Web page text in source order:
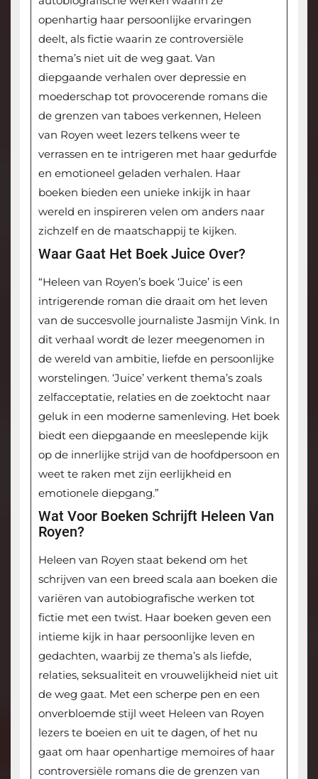
openhartig haar persoonlijke ervaringen
deelt, als fictie waarin ze controversiële
thema’s niet uit de weg gaat. Van
diepgaande verhalen over depressie en
moederschap tot provocerende romans die
de grenzen van taboes verkennen, Heleen
van Royen weet lezers telkens weer te
verrassen en te intrigeren met haar gedurfde
en emotioneel geladen verhalen. Haar
boeken bieden een unieke inkijk in haar
wereld en inspireren velen om anders naar
zichzelf en de maatschappij te kijken.
Waar Gaat Het Boek Juice Over?
“Heleen van Royen’s boek ‘Juice’ is een
intrigerende roman die draait om het leven
van de succesvolle journaliste Jasmijn Vink. In
dit verhaal wordt de lezer meegenomen in
de wereld van ambitie, liefde en persoonlijke
worstelingen. ‘Juice’ verkent thema’s zoals
zelfacceptatie, relaties en de zoektocht naar
geluk in een moderne samenleving. Het boek
biedt een diepgaande en meeslepende kijk
op de innerlijke strijd van de hoofdpersoon en
weet te raken met zijn eerlijkheid en
emotionele diepgang.”
Wat Voor Boeken Schrijft Heleen Van
Royen?
Heleen van Royen staat bekend om het
schrijven van een breed scala aan boeken die
variëren van autobiografische werken tot
fictie met een twist. Haar boeken geven een
intieme kijk in haar persoonlijke leven en
gedachten, waarbij ze thema’s als liefde,
relaties, seksualiteit en vrouwelijkheid niet uit
de weg gaat. Met een scherpe pen en een
onverbloemde stijl weet Heleen van Royen
lezers te boeien en uit te dagen, of het nu
gaat om haar openhartige memoires of haar
controversiële romans die de grenzen van